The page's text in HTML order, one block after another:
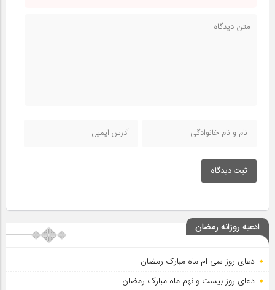
ثبت دیدگاه
ادعیه روزانه رمضان
دعای روز سی ام ماه مبارک رمضان
دعای روز بیست و نهم ماه مبارک رمضان